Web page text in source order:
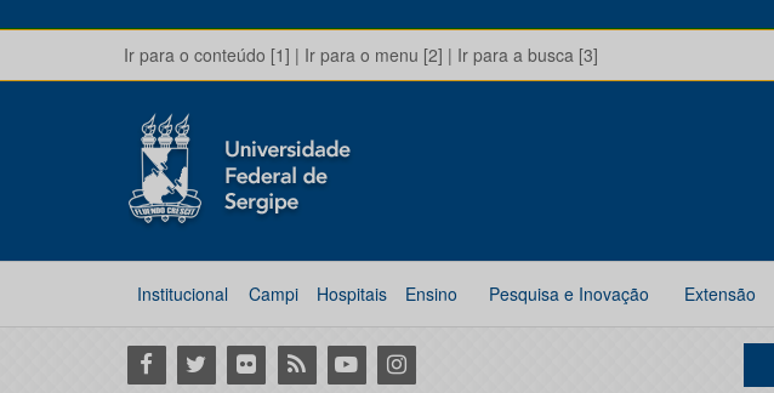
Ir para o conteúdo [1] | Ir para o menu [2] | Ir para a busca [3]
Institucional Campi Hospitais Ensino Pesquisa e Inovação Extensão
Facebook
Twitter Flickr RSS YoutubeInstagram